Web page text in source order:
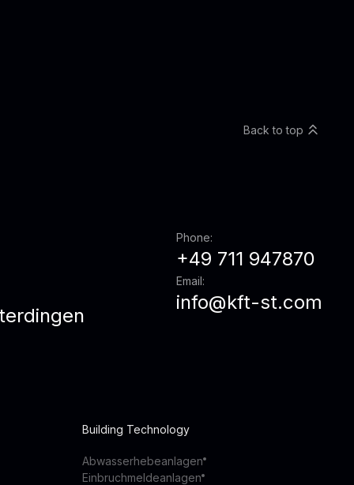
Back to top
Phone:
+49 711 947870
Email:
info@kft-st.com
Building Technology
Abwasserhebeanlagen
Einbruchmeldeanlagen